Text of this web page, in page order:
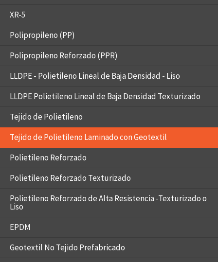
XR-5
Polipropileno (PP)
Polipropileno Reforzado (PPR)
LLDPE - Polietileno Lineal de Baja Densidad - Liso
LLDPE Polietileno Lineal de Baja Densidad Texturizado
Tejido de Polietileno
Tejido de Polietileno Laminado con Geotextil
Polietileno Reforzado
Polietileno Reforzado Texturizado
Polietileno Reforzado de Alta Resistencia -Texturizado o
Liso
EPDM
Geotextil No Tejido Prefabricado